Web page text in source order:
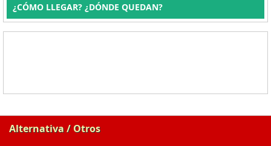
¿CÓMO LLEGAR? ¿DÓNDE QUEDAN?
Alternativa / Otros